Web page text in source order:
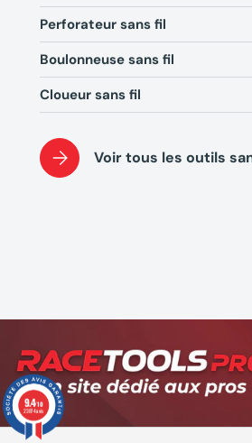
Perforateur sans fil
Boulonneuse sans fil
Cloueur sans fil
Voir tous les outils
9.4/10
23874 avis